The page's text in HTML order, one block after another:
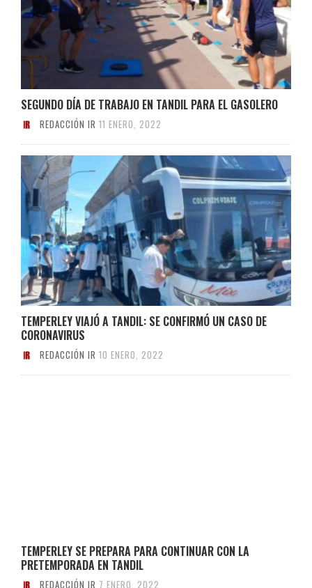
SEGUNDO DÍA DE TRABAJO EN TANDIL PARA EL GASOLERO
REDACCIÓN IR 11 ENERO, 2022
TEMPERLEY VIAJÓ A TANDIL: SE CONFIRMÓ UN CASO DE
CORONAVIRUS
REDACCIÓN IR 10 ENERO, 2022
TEMPERLEY SE PREPARA PARA CONTINUAR CON LA
PRETEMPORADA EN TANDIL
REDACCIÓN IR 7 ENERO, 2022